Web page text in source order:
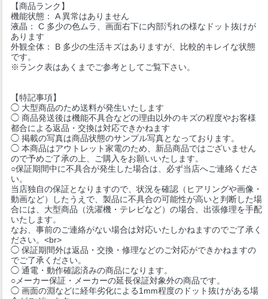
【商品ランク】
機能状態： A 異常はありません
液晶： C 多少の色ムラ、画面右下に内部汚れの様なドット抜けが
あります
外観全体： B 多少の生活キズはありますが、比較的キレイな状態
です。
※ランク表はあくまでご参考としてご覧下さい。
【特記事項】
◯ 大型商品のため送料が発生いたします
◯ 商品発送後は機能不具合などの理由以外のキズの程度やお客様
都合による返品・交換は対応できかねます
◯ 掲載の写真は商品状態のサンプル写真となっております。
◯ 本商品はアウトレット家電のため、新品商品ではございません
ので予めご了承の上、ご購入をお願いいたします。
○保証期間中に不具合が発生した場合は、必ず当店へご連絡くださ
い。
当店独自の保証となりますので、状況を確認（ヒアリングや画像・
動画など）したうえで、製品に不具合の可能性が高いと判断した場
合には、大型商品（洗濯機・テレビなど）の場合、出張修理を手配
いたします。
なお、事前のご連絡がない場合は対応いたしかねますのでご了承く
ださい。<br>
◯ 保証期間外は返品・交換・修理などのご対応ができかねますの
でご了承ください。
◯ 通電・動作確認済みの商品になります。
○メーカー保証・メーカーの延長保証対象外の商品です。
◯ 画面の淵などに経年劣化による1mm程度のドット抜けがある場